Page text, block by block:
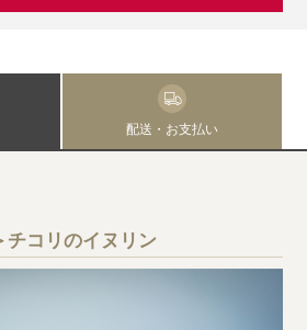
配送・お支払い
チコリのイヌリン